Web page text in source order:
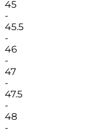
45
-
45.5
-
46
-
47
-
47.5
-
48
-